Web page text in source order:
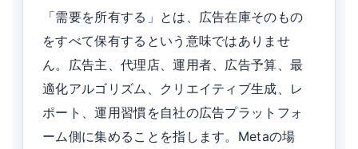
「需要を所有する」とは、広告在庫そのもの
をすべて保有するという意味ではありませ
ん。広告主、代理店、運用者、広告予算、最
適化アルゴリズム、クリエイティブ生成、レ
ポート、運用習慣を自社の広告プラットフォ
ーム側に集めることを指します。Metaの場